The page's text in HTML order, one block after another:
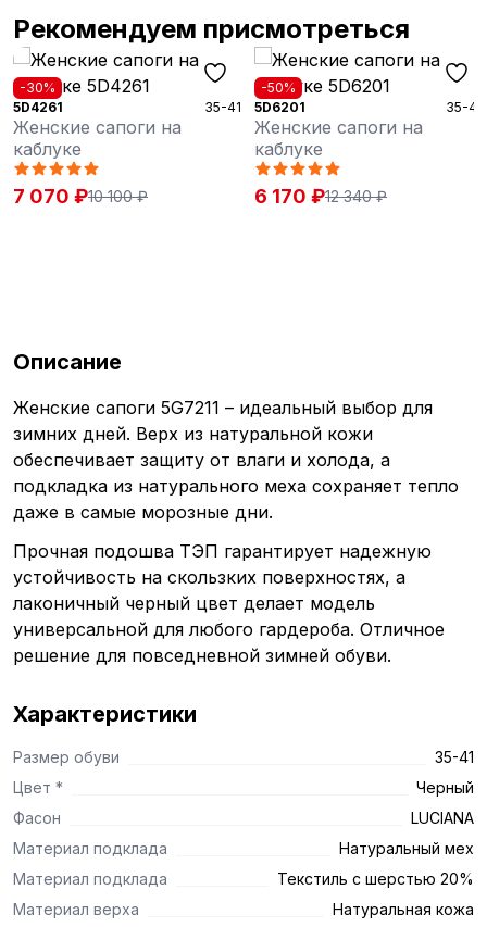
Рекомендуем присмотреться
сапоги на
10 100 ₽
5D6201
Женские сапоги на
12 340 ₽
5D6202
Описание
Женские сапоги 5G7211 – идеальный выбор для
зимних дней. Верх из натуральной кожи
обеспечивает защиту от влаги и холода, а
подкладка из натурального меха сохраняет тепло
даже в самые морозные дни.
Прочная подошва ТЭП гарантирует надежную
устойчивость на скользких поверхностях, а
лаконичный черный цвет делает модель
универсальной для любого гардероба. Отличное
решение для повседневной зимней обуви.
Характеристики
Размер обуви
35-41
Цвет *
Черный
Фасон
LUCIANA
Материал подклада
Натуральный мех
Материал подклада
Текстиль с шерстью 20%
Материал верха
Натуральная кожа